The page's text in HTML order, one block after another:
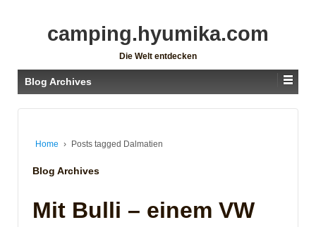
camping.hyumika.com
Die Welt entdecken
Blog Archives
Home › Posts tagged Dalmatien
Blog Archives
Mit Bulli – einem VW